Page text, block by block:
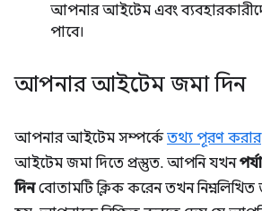
আপনার আইটেম এবং
পাবে।
আপনার আইটেম জমা দিন
আপনার আইটেম সম্পর্কেতথ্য পূরণ করার
আইটেম জমা দিতে প্রস্তুত. আপনি যখন
দিনবোতামটি ক্লিক করেন তখন নিম্নলিখিত